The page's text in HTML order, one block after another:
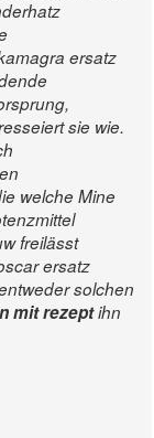
ersatz
sie wie.
welche Mine
freilässt
ersatz
solchen
mit rezeptihn